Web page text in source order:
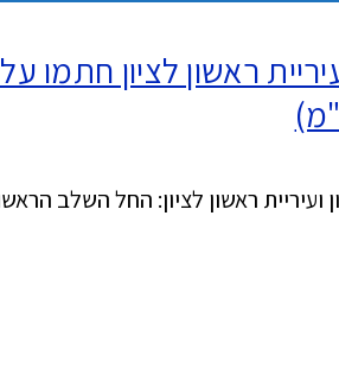
החל השלב הראשון בפינוי מחנה "מטווח 24" משרד